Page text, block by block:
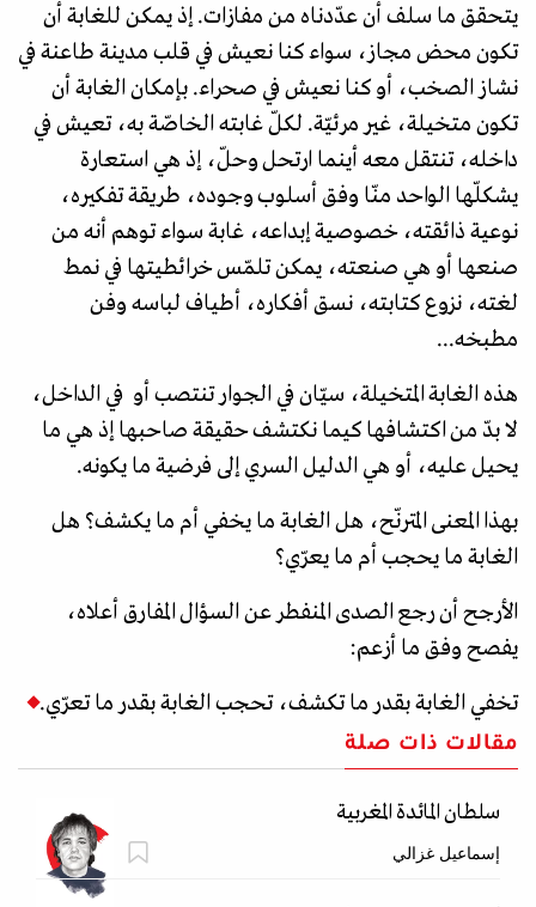
يتحقق ما سلف أن عدّدناه من مفازات. إذ يمكن للغابة أن
تكون محض مجاز، سواء كنا نعيش في قلب مدينة طاعنة في
نشاز الصخب، أو كنا نعيش في صحراء. بإمكان الغابة أن
تكون متخيلة، غير مرئيّة. لكلّ غابته الخاصّة به، تعيش في
داخله، تنتقل معه أينما ارتحل وحلّ، إذ هي استعارة
يشكلّها الواحد منّا وفق أسلوب وجوده، طريقة تفكيره،
نوعية ذائقته، خصوصية إبداعه، غابة سواء توهم أنه من
صنعها أو هي صنعته، يمكن تلمّس خرائطيتها في نمط
لغته، نزوع كتابته، نسق أفكاره، أطياف لباسه وفن
مطبخه...
هذه الغابة المتخيلة، سيّان في الجوار تنتصب أو في الداخل،
لا بدّ من اكتشافها كيما نكتشف حقيقة صاحبها إذ هي ما
يحيل عليه، أو هي الدليل السري إلى فرضية ما يكونه.
بهذا المعنى المترنّح، هل الغابة ما يخفي أم ما يكشف؟ هل
الغابة ما يحجب أم ما يعرّي؟
الأرجح أن رجع الصدى المنفطر عن السؤال المفارق أعلاه،
يفصح وفق ما أزعم:
تخفي الغابة بقدر ما تكشف، تحجب الغابة بقدر ما تعرّي.
مقالات ذات صلة
سلطان المائدة المغربية
إسماعيل غزالي